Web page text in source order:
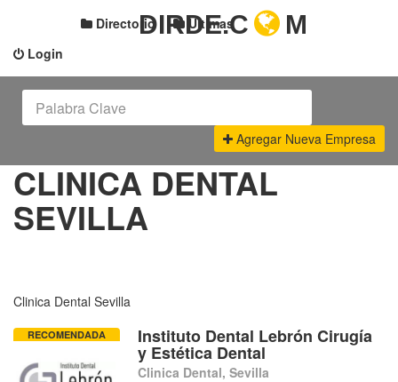
Login
Directorio Últimas
DIRDE.C M
Agregar Nueva Empresa
CLINICA DENTAL
SEVILLA
Clinica Dental Sevilla
RECOMENDADA Instituto Dental Lebrón Cirugía
y Estética Dental
Clinica Dental, Sevilla